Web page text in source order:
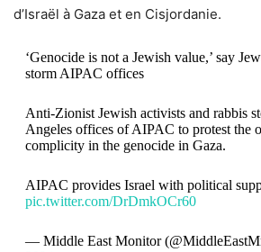
d’Israël à Gaza et en Cisjordanie.
‘Genocide is not a Jewish value,’ say
storm AIPAC offices
Anti-Zionist Jewish activists and rabbis
Angeles offices of AIPAC to protest the
complicity in the genocide in Gaza.
AIPAC provides Israel with political
pic.twitter.com/DrDmkOCr60
— Middle East Monitor